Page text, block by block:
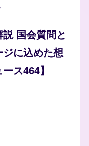
説 国会質問と
に込めた想
ス464】